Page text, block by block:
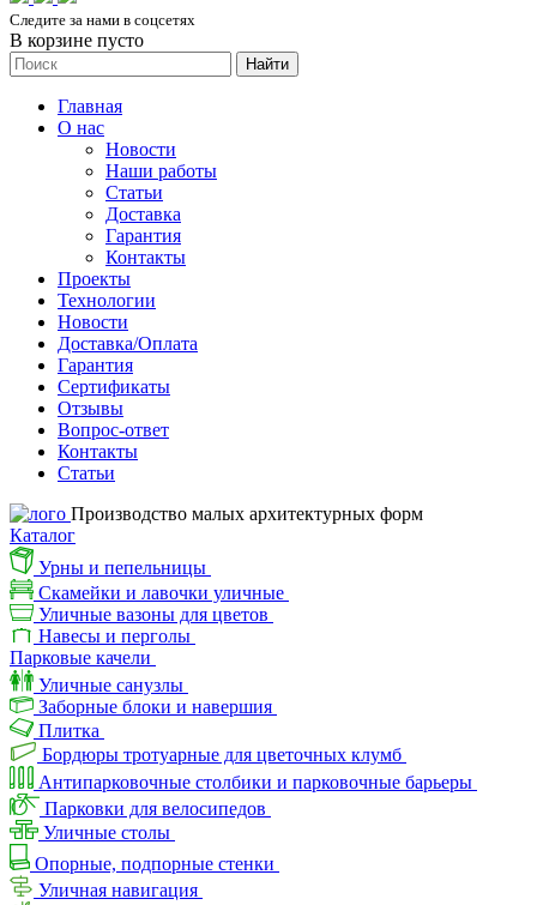
Следите за нами в соцсетях
В корзине пусто
Найти
Главная
О нас
Новости
Наши работы
Статьи
Доставка
Гарантия
Контакты
Проекты
Технологии
Новости
Доставка/Оплата
Гарантия
Сертификаты
Отзывы
Вопрос-ответ
Контакты
Статьи
Производство малых архитектурных форм
Каталог
Урны и пепельницы
Скамейки и лавочки уличные
Уличные вазоны для цветов
Навесы и перголы
Парковые качели
Уличные санузлы
Заборные блоки и навершия
Плитка
Бордюры тротуарные для цветочных клумб
Антипарковочные столбики и парковочные барьеры
Парковки для велосипедов
Уличные столы
Опорные, подпорные стенки
Уличная навигация